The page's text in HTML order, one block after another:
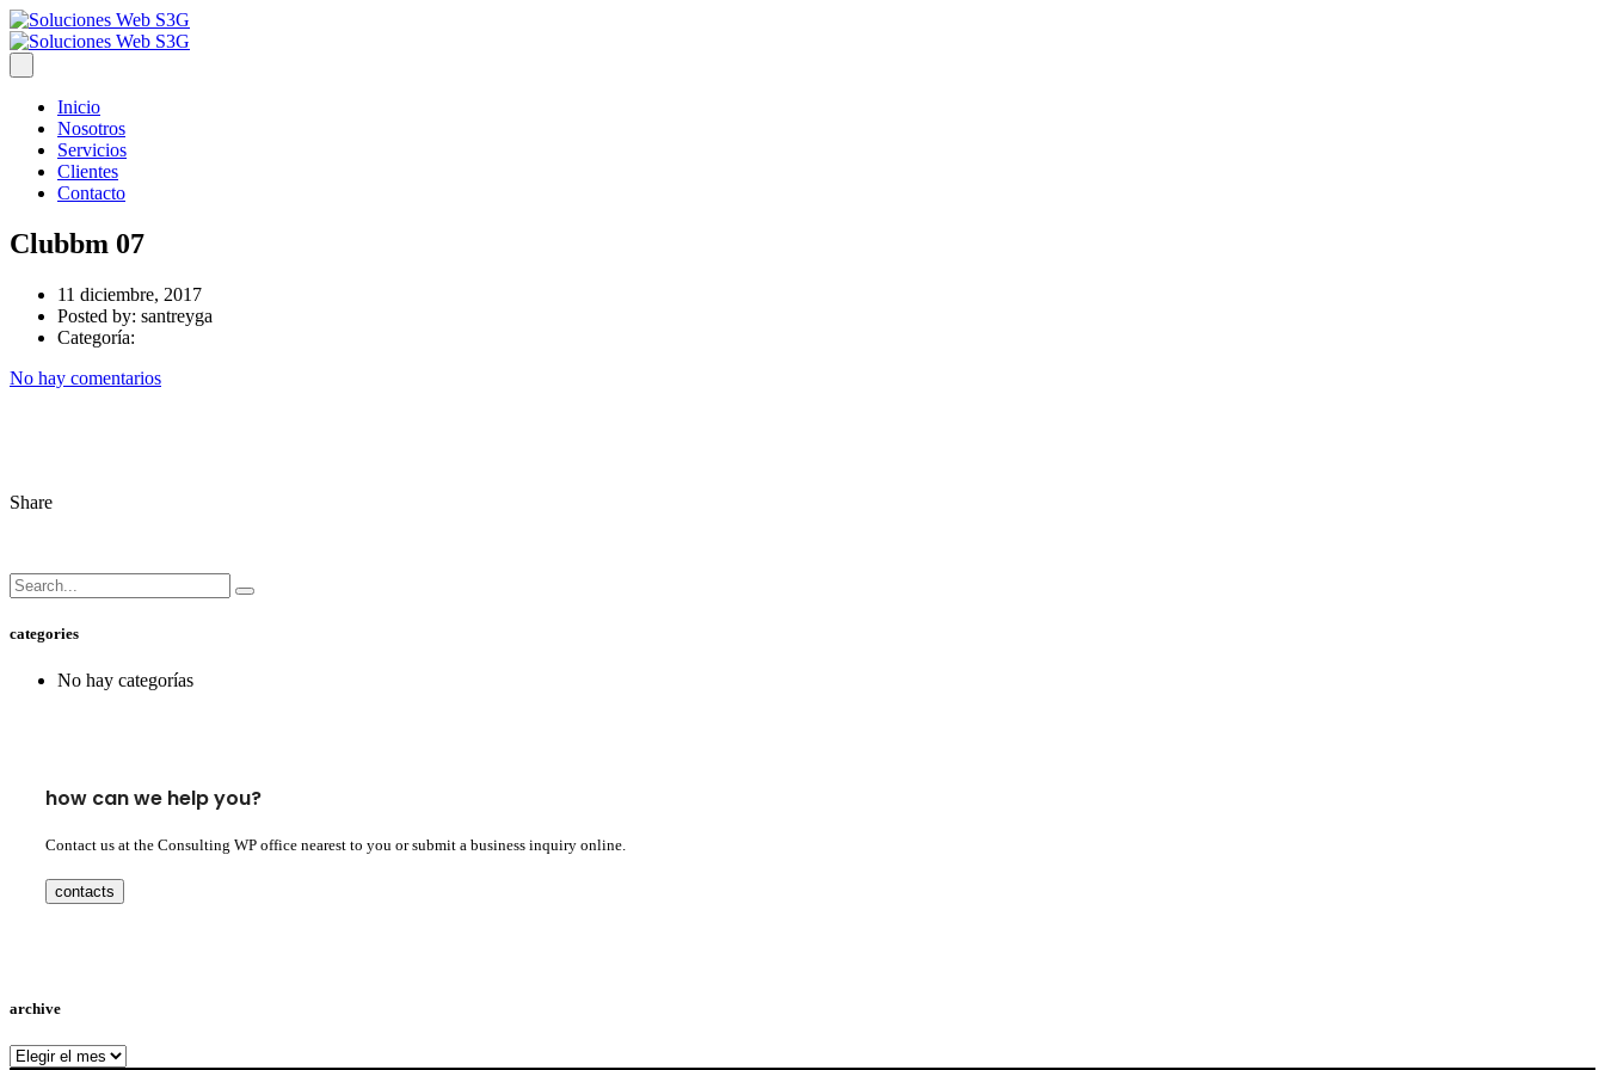
Inicio
Nosotros
Servicios
Clientes
Contacto
Clubbm 07
11 diciembre, 2017
Posted by: santreyga
Categoría:
No hay comentarios
Share
categories
No hay categorías
how can we help you?
Contact us at the Consulting WP office nearest to you or submit a business inquiry online.
contacts
archive
archive